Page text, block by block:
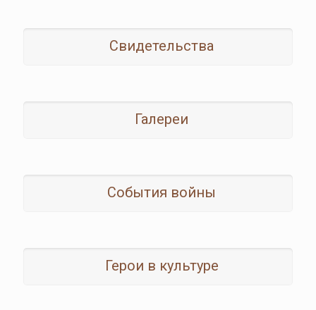
Свидетельства
Галереи
События войны
Герои в культуре